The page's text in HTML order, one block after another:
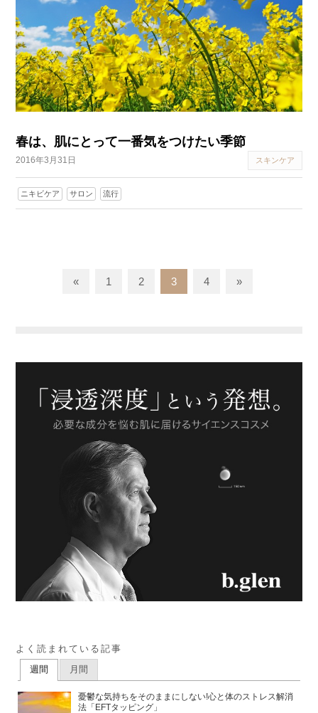
春は、肌にとって一番気をつけたい季節
2016年3月31日 スキンケア
ニキビケア サロン 流行
« 1 2 3 4 »
よく読まれている記事
週間 月間
憂鬱な気持ちをそのままにしない!心と体のストレス解消
法「EFTタッピング」